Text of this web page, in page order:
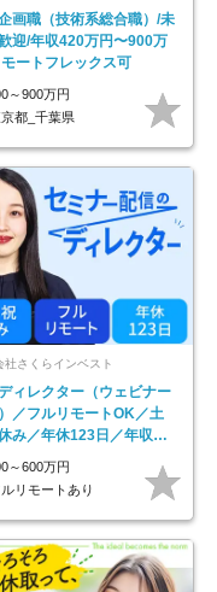
画職（技術系総合職）/未
迎/年収420万円〜900万
モートフレックス可
～900万円
都_千葉県
社さくらインベスト
ィレクター（ウェビナー
／フルリモートOK／土
み／年休123日／年収
円可
～600万円
リモートあり